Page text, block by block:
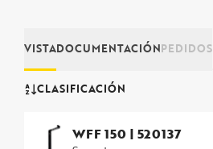
VISTADOCUMENTACIÓNPEDIDOS
CLASIFICACIÓN
WFF 150 | 520137